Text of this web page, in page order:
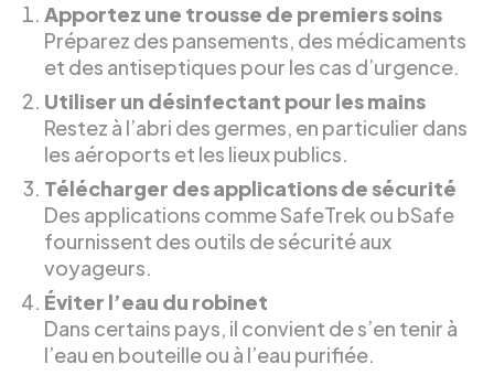
Apportez une trousse de premiers soins
Préparez des pansements, des médicaments
et des antiseptiques pour les cas d’urgence.
Utiliser un désinfectant pour les mains
Restez à l’abri des germes, en particulier dans
les aéroports et les lieux publics.
Télécharger des applications de sécurité
Des applications comme SafeTrek ou bSafe
fournissent des outils de sécurité aux
voyageurs.
Éviter l’eau du robinet
Dans certains pays, il convient de s’en tenir à
l’eau en bouteille ou à l’eau purifiée.